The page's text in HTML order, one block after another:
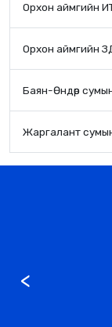
Орхон аймгийн
Орхон аймгийн
Баян-Өндөр сумын
Жаргалант сумын
10